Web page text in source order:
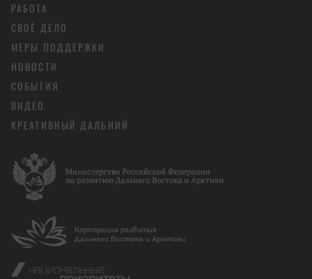
РАБОТА
СВОЁ ДЕЛО
МЕРЫ ПОДДЕРЖКИ
НОВОСТИ
СОБЫТИЯ
ВИДЕО
КРЕАТИВНЫЙ ДАЛЬНИЙ